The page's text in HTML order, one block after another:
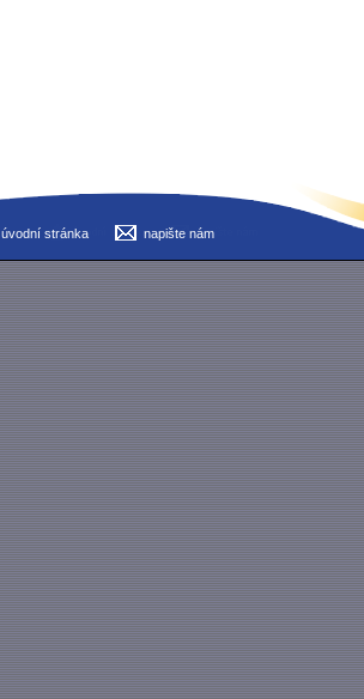
úvodní stránka napište nám